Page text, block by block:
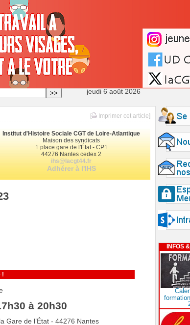
jeudi 6 août 2026
[ Imprimer cet article]
Institut d'Histoire Sociale CGT de Loire-Atlantique
Maison des syndicats
1 place gare de l'État - CP1
44276 Nantes cedex 2
ihs@lacgt44.fr
Adhérer à l'IHS
!
à 20h30
Gare de l’État - 44276 Nantes
INFOS